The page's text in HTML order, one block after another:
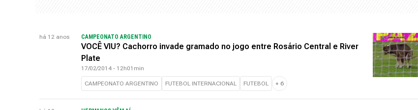
há 12 anos CAMPEONATO ARGENTINO
VOCÊ VIU? Cachorro invade gramado no jogo entre Rosário Central e River
Plate
17/02/2014 - 12h01min
CAMPEONATO ARGENTINO FUTEBOL INTERNACIONAL FUTEBOL + 6